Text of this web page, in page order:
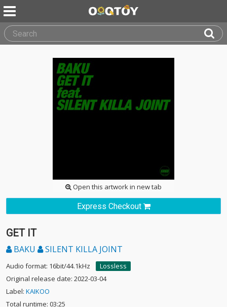
Open this artwork in new tab
Express Checkout
GET IT
BAKU SILENT KILLA JOINT
Audio format: 16bit/44.1kHz
Lossless
Original release date: 2022-03-04
Label: KAIKOO
Total runtime: 03:25